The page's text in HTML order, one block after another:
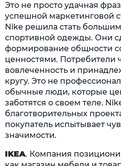
Это не просто удачная
успешной маркетинговой
Nike решила стать
спортивной одежды. Они
формирование общности
ценностями. Потребители
вовлеченность и
кругу. Это не
обычные люди, которые
заботятся о своем теле.
благотворительных
покупатель испытывает
значимости.
IKEA. Компания